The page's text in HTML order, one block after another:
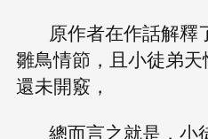
原作者在作話解釋
雛鳥情節，且小徒弟
還未開竅，
總而言之就是，小